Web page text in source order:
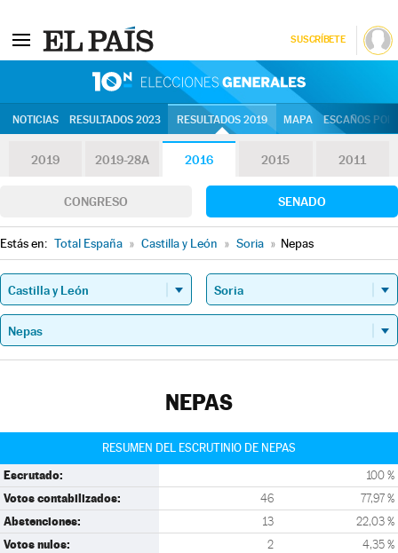
SUSCRÍBETE
NOTICIAS RESULTADOS 2023 RESULTADOS 2019 MAPA ESCAÑOS
2019 2019-28A 2016 2015 2011
CONGRESO SENADO
Estás en: Total España » Castilla y León » Soria » Nepas
NEPAS
RESUMEN DEL ESCRUTINIO DE NEPAS
Escrutado: 100 %
Votos contabilizados: 46 77,97 %
Abstenciones: 13 22,03 %
Votos nulos: 2 4,35 %